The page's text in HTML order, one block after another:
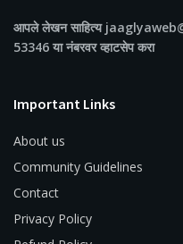
आपले लेखन साहित्य
53346 या नंबरवर व्हाटसेप करा
Important Links
About us
Community Guidelines
Contact
Privacy Policy